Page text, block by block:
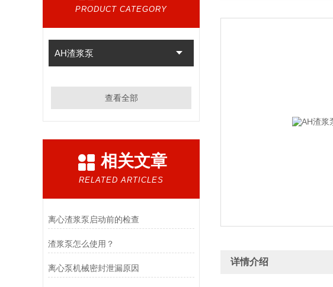
PRODUCT CATEGORY
AH渣浆泵
查看全部
相关文章
RELATED ARTICLES
离心渣浆泵启动前的检查
渣浆泵怎么使用？
离心泵机械密封泄漏原因
详情介绍